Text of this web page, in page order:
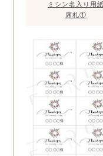
ミシン名入り用紙
席札①